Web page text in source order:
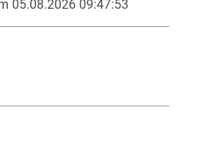
05.08.2026 09:47:53